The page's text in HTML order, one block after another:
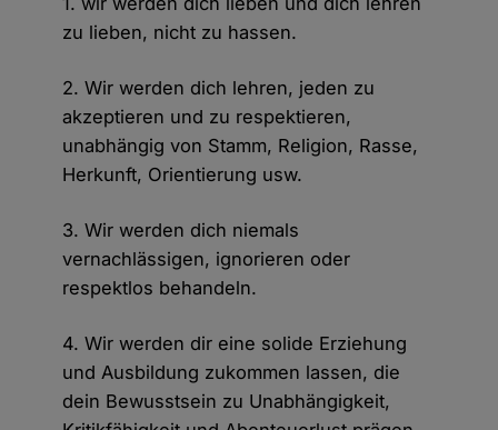
zu lieben, nicht zu hassen.
2. Wir werden dich lehren, jeden zu
akzeptieren und zu respektieren,
unabhängig von Stamm, Religion, Rasse,
Herkunft, Orientierung usw.
3. Wir werden dich niemals
vernachlässigen, ignorieren oder
respektlos behandeln.
4. Wir werden dir eine solide Erziehung
und Ausbildung zukommen lassen, die
dein Bewusstsein zu Unabhängigkeit,